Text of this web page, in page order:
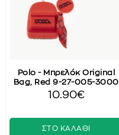
Polo - Μπρελόκ Original
Bag, Red 9-27-005-3000
10.90€
ΣΤΟ ΚΑΛΑΘΙ